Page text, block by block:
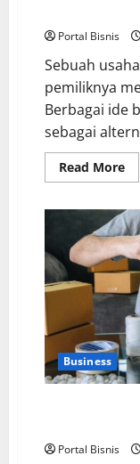
Portal Bisnis
Sebuah
pemiliknya
Berbagai ide
sebagai
Read More
Business
Portal Bisnis